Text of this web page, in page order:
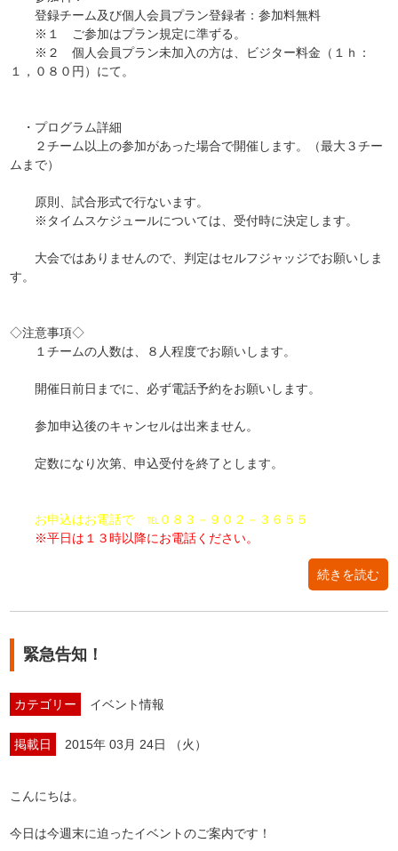
登録チーム及び個人会員プラン登録者：参加料無料
※１ ご参加はプラン規定に準ずる。
※２ 個人会員プラン未加入の方は、ビジター料金（１ｈ：
１，０８０円）にて。
・プログラム詳細
２チーム以上の参加があった場合で開催します。（最大３チー
ムまで）
原則、試合形式で行ないます。
※タイムスケジュールについては、受付時に決定します。
大会ではありませんので、判定はセルフジャッジでお願いしま
す。
◇注意事項◇
１チームの人数は、８人程度でお願いします。
開催日前日までに、必ず電話予約をお願いします。
参加申込後のキャンセルは出来ません。
定数になり次第、申込受付を終了とします。
お申込はお電話で ℡０８３－９０２－３６５５
※平日は１３時以降にお電話ください。
続きを読む
緊急告知！
カテゴリー イベント情報
掲載日 2015年 03月 24日 （火）
こんにちは。
今日は今週末に迫ったイベントのご案内です！